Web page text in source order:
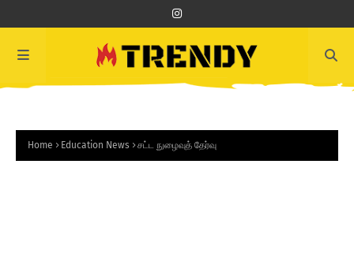
Home Education News சட்ட நுழைவுத் தேர்வு